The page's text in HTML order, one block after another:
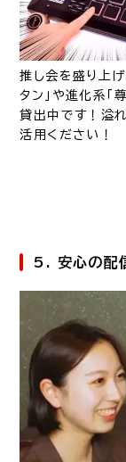
推し会を盛り上げ
タン」や進化系「
貸出中です！溢
活用ください！
5. 安心の配